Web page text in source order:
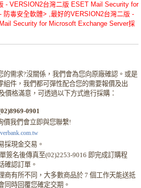
- VERSION2台灣二版 ESET Mail Security for
防毒安全軟體> ,最好的VERSION2台灣二版 -
Security for Microsoft Exchange Server採
的需求?沒關係，我們會為您向原廠確認。或是
組件，我們都可彈性配合您的需要報價及出
價格滿意，可透過以下方式進行採購：
0901
價我們會立即與您聯繫!
採現金交易。
簽名後傳真至(02)2253-9016 即完成訂購程
確認訂單。
商有所不同，大多數商品於 7 個工作天能送抵
同時回覆您確定交期。